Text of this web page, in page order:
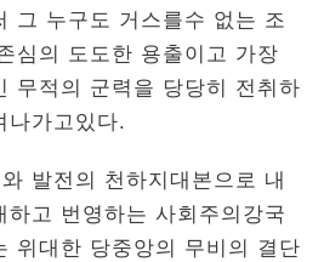
그 누구도 거스를수 없는 조
심의 도도한 용출이고 가장
무적의 군력을 당당히 전취하
나가고있다.
발전의 천하지대본으로 내
고 번영하는 사회주의강국
위대한 당중앙의 무비의 결단